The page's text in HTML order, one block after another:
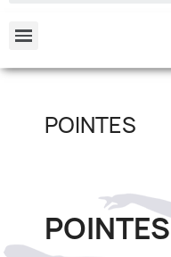
POINTES
POINTES